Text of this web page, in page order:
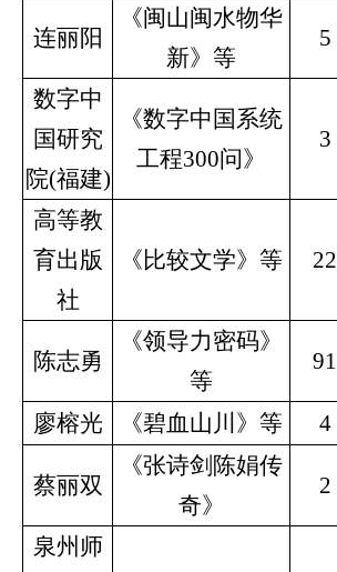
连丽阳
《闽山闽水物华
新》等
5
数字中
国研究
院(福建)
《数字中国系统
工程300问》
3
高等教
育出版
社
《比较文学》等 22
陈志勇
《领导力密码》
等
91
廖榕光 《碧血山川》等 4
蔡丽双
《张诗剑陈娟传
奇》
2
泉州师